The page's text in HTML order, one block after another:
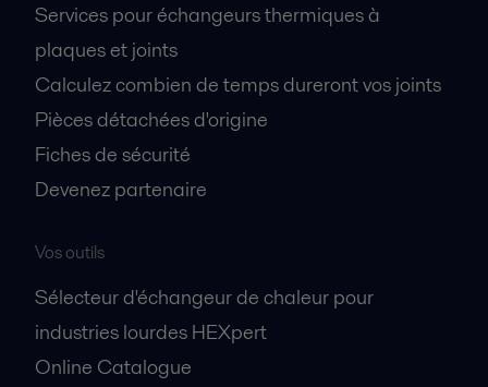
Services pour échangeurs thermiques à
plaques et joints
Calculez combien de temps dureront vos joints
Pièces détachées d'origine
Fiches de sécurité
Devenez partenaire
Vos outils
Sélecteur d'échangeur de chaleur pour
industries lourdes HEXpert
Online Catalogue